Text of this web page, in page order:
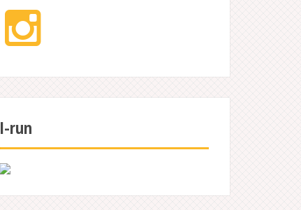
Instagram
I-run